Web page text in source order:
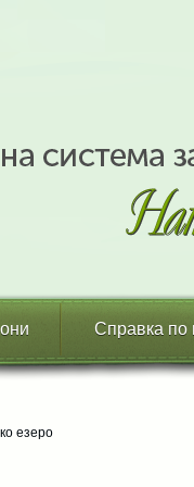
Справка по
езеро